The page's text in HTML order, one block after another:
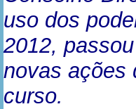
uso dos
2012,
novas ações
curso.